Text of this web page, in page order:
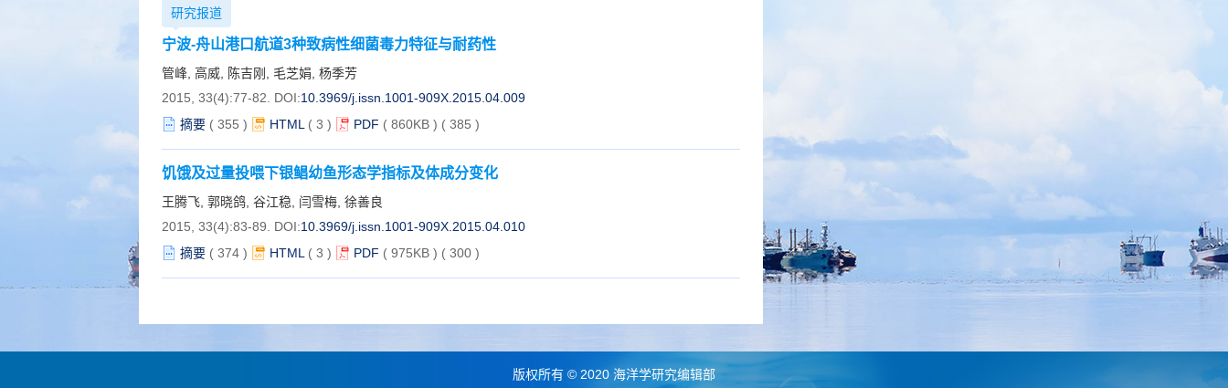
研究报道
宁波-舟山港口航道3种致病性细菌毒力特征与耐药性
管峰, 高威, 陈吉刚, 毛芝娟, 杨季芳
2015, 33(4):77-82. DOI:10.3969/j.issn.1001-909X.2015.04.009
摘要 ( 355 ) HTML ( 3 ) PDF ( 860KB ) ( 385 )
饥饿及过量投喂下银鲳幼鱼形态学指标及体成分变化
王腾飞, 郭晓鸽, 谷江稳, 闫雪梅, 徐善良
2015, 33(4):83-89. DOI:10.3969/j.issn.1001-909X.2015.04.010
摘要 ( 374 ) HTML ( 3 ) PDF ( 975KB ) ( 300 )
版权所有 © 2020 海洋学研究编辑部